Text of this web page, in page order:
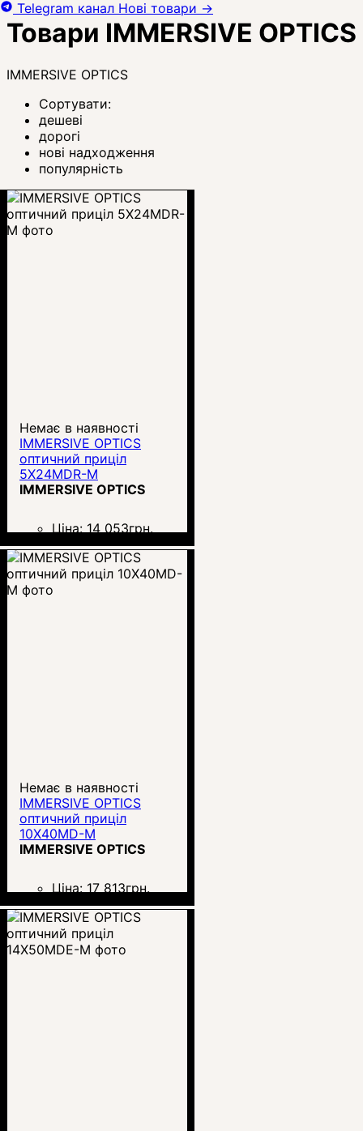
Товари IMMERSIVE OPTICS
IMMERSIVE OPTICS
Сортувати:
дешеві
дорогі
нові надходження
популярність
Немає в наявності
IMMERSIVE OPTICS
оптичний приціл
5X24MDR-M
IMMERSIVE OPTICS
Ціна: 14 053грн.
Немає в наявності
IMMERSIVE OPTICS
оптичний приціл
10X40MD-M
IMMERSIVE OPTICS
Ціна: 17 813грн.
Telegram канал Нові товари →